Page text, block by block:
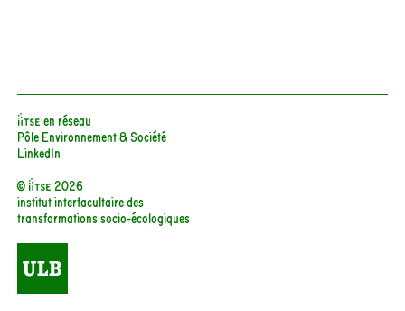
iiTSE en réseau
Pôle Environnement & Société
LinkedIn
© iitse 2026
institut interfacultaire des
transformations socio-écologiques